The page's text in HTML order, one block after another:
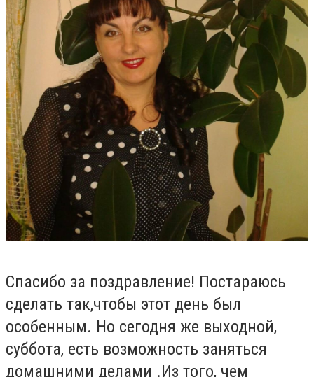
Спасибо за поздравление! Постараюсь
сделать так,чтобы этот день был
особенным. Но сегодня же выходной,
суббота, есть возможность заняться
домашними делами .Из того, чем